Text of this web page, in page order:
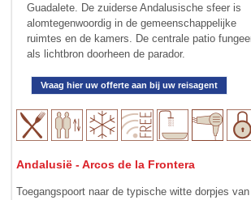
Guadalete. De zuiderse Andalusische sfeer is
alomtegenwoordig in de gemeenschappelijke
ruimtes en de kamers. De centrale patio
als lichtbron doorheen de parador.
Vraag hier uw offerte aan bij uw reisagent
Andalusië - Arcos de la Frontera
Toegangspoort naar de typische witte dorpjes